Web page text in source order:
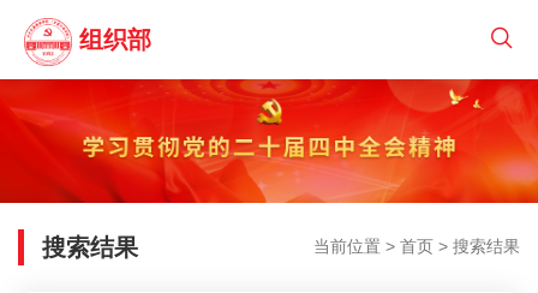
组织部
搜索结果 当前位置 > 首页 > 搜索结果